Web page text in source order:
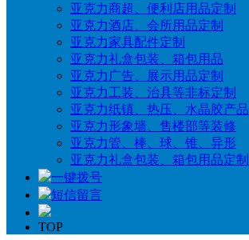
亚克力商超、便利店用品定制
亚克力酒店、会所用品定制
亚克力家具配件定制
亚克力礼盒包装、箱包用品
亚克力广告、展示用品定制
亚克力工装、治具等非标定制
亚克力纸镇、热压、水晶胶产品
亚克力形象墙、售楼部等装修
亚克力管、棒、球、锥、异形
亚克力礼盒包装、箱包用品定制
一键拨号
短信留言
TOP